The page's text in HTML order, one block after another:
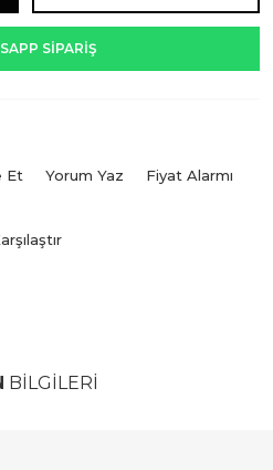
SİPARİŞ
Et Yorum Yaz Fiyat Alarmı
BİLGİLERİ